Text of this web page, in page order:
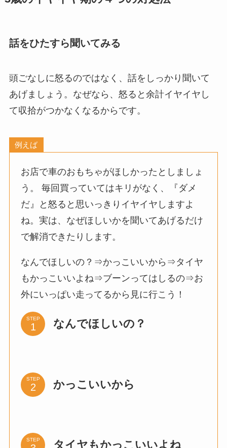
話をひたすら聞いてみる
頭ごなしに怒るのではなく、話をしっかり聞いて
あげましょう。なぜなら、怒ると余計イヤイヤし
て収拾がつかなくなるからです。
例えば
お店で車のおもちゃがほしかったとしましょ
う。 毎回買っていてはキリがなく、『ダメ
だ』と怒ると思いっきりイヤイヤしますよ
ね。実は、なぜほしいかを聞いてあげるだけ
で解消できたりします。
なんでほしいの？⇒かっこいいから⇒タイヤ
もかっこいいよね⇒ブーンってはしるの⇒お
外にいっぱい走ってるから見に行こう！
STEP なんでほしいの？
STEP かっこいいから
STEP タイヤもかっこいいよね